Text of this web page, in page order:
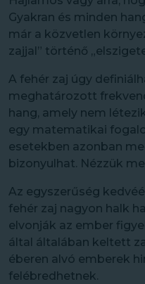
Gyakran és minden
már a közvetlen
zajjal” történő
A fehér zaj úgy
meghatározott
hang, amely nem
egy matematikai
esetekben azonban
bizonyulhat. Nézzük
Az egyszerűség
fehér zaj nagyon halk
elvonják az ember
által általában keltett
éberen alvó emberek
felébredhetnek.